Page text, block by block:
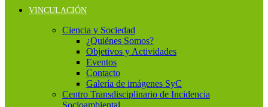
VINCULACIÓN
Ciencia y Sociedad
¿Quiénes Somos?
Objetivos y Actividades
Eventos
Contacto
Galería de imágenes SyC
Centro Transdisciplinario de Incidencia
Socioambiental